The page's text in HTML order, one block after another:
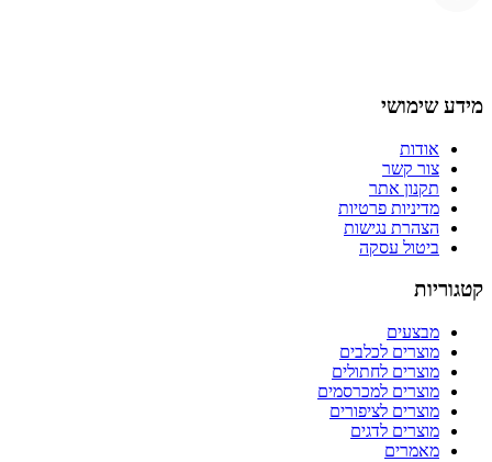
מידע שימושי
אודות
צור קשר
תקנון אתר
מדיניות פרטיות
הצהרת נגישות
ביטול עסקה
קטגוריות
מבצעים
מוצרים לכלבים
מוצרים לחתולים
מוצרים למכרסמים
מוצרים לציפורים
מוצרים לדגים
מאמרים